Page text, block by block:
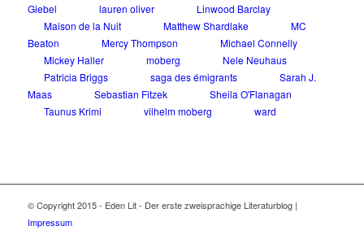
Giebel
lauren oliver
Linwood Barclay
Maison de la Nuit
Matthew Shardlake
MC
Beaton
Mercy Thompson
Michael Connelly
Mickey Haller
moberg
Nele Neuhaus
Patricia Briggs
saga des émigrants
Sarah J.
Maas
Sebastian Fitzek
Sheila O'Flanagan
Taunus Krimi
vilhelm moberg ward
© Copyright 2015 - Eden Lit - Der erste zweisprachige Literaturblog |
Impressum